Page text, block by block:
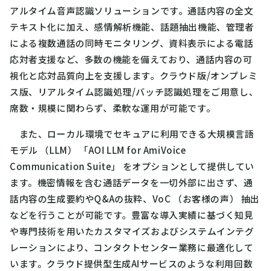
アルタイム音声認識ソリューションです。通話内容の全文
テキスト化に加え、感情解析機能、話題抽出機能、管理者
による複数通話の同時モニタリング、資料表示による電話
応対者支援など、多数の機能を備えており、通話内容の可
視化と応対品質向上を支援します。クラウド版/オンプレミ
ス版、リアルタイム認識処理/バッチ認識処理をご用意し、
席数・規模に関わらず、柔軟な運用が可能です。
また、ローカル環境でセキュアに利用できる大規模言語
モデル （LLM） 「AOI LLM for AmiVoice
Communication Suite」 をオプションとして提供してい
ます。機密情報を含む通話データを一切外部に出さず、通
話内容の生成要約やQ&Aの抜粋、VoC （お客様の声） 抽出
などを行うことが可能です。豊富な導入実績に基づく知見
や専門技術を用いたカスタマイズおよびシステムインテグ
レーションにより、コンタクトセンター業務に最適化して
います。クラウド提供型生成AIサービスのような利用回数